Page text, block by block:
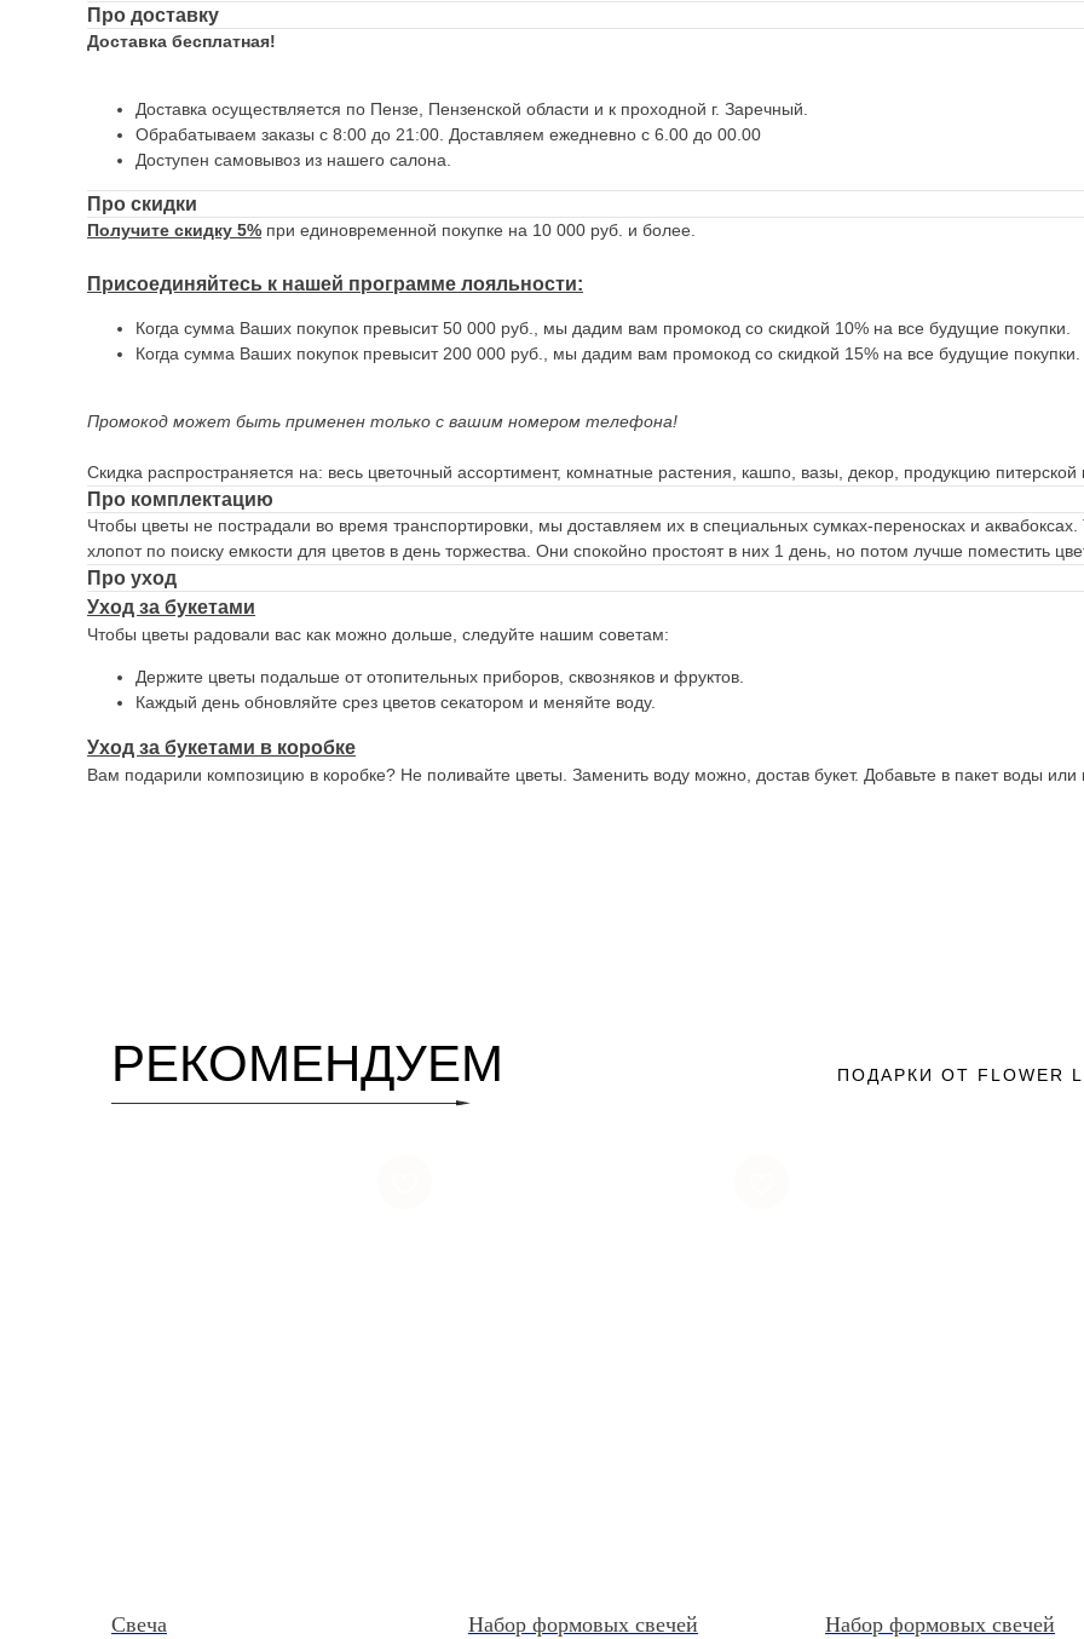
Про доставку
Доставка бесплатная!
Доставка осуществляется по Пензе, Пензенской области и к проходной г. Заречный.
Обрабатываем заказы с 8:00 до 21:00. Доставляем ежедневно с 6.00 до 00.00
Доступен самовывоз из нашего салона.
Про скидки
Получите скидку 5% при единовременной покупке на 10 000 руб. и более.
Присоединяйтесь к нашей программе лояльности:
Когда сумма Ваших покупок превысит 50 000 руб., мы дадим вам промокод со скидкой 10% на все будущие покупки.
Когда сумма Ваших покупок превысит 200 000 руб., мы дадим вам промокод со скидкой 15% на все будущие покупки.
Промокод может быть применен только с вашим номером телефона!
Скидка распространяется на: весь цветочный ассортимент, комнатные растения, кашпо, вазы, декор, продукцию питерской
Про комплектацию
Чтобы цветы не пострадали во время транспортировки, мы доставляем их в специальных сумках-переносках и
хлопот по поиску емкости для цветов в день торжества. Они спокойно простоят в них 1 день, но потом лучше поместить
Про уход
Уход за букетами
Чтобы цветы радовали вас как можно дольше, следуйте нашим советам:
Держите цветы подальше от отопительных приборов, сквозняков и фруктов.
Каждый день обновляйте срез цветов секатором и меняйте воду.
Уход за букетами в коробке
Вам подарили композицию в коробке? Не поливайте цветы. Заменить воду можно, достав букет. Добавьте в пакет воды или
РЕКОМЕНДУЕМ ПОДАРКИ ОТ FLOWER
Свеча
Набор формовых свечей
Набор формовых свечей